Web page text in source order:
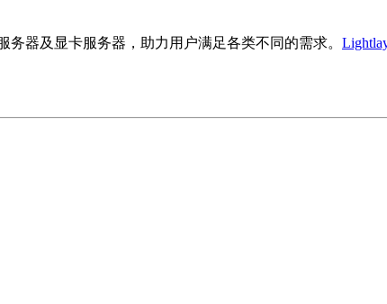
器及显卡服务器，助力用户满足各类不同的需求。